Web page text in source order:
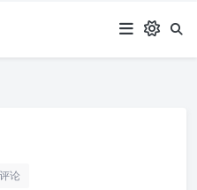
论